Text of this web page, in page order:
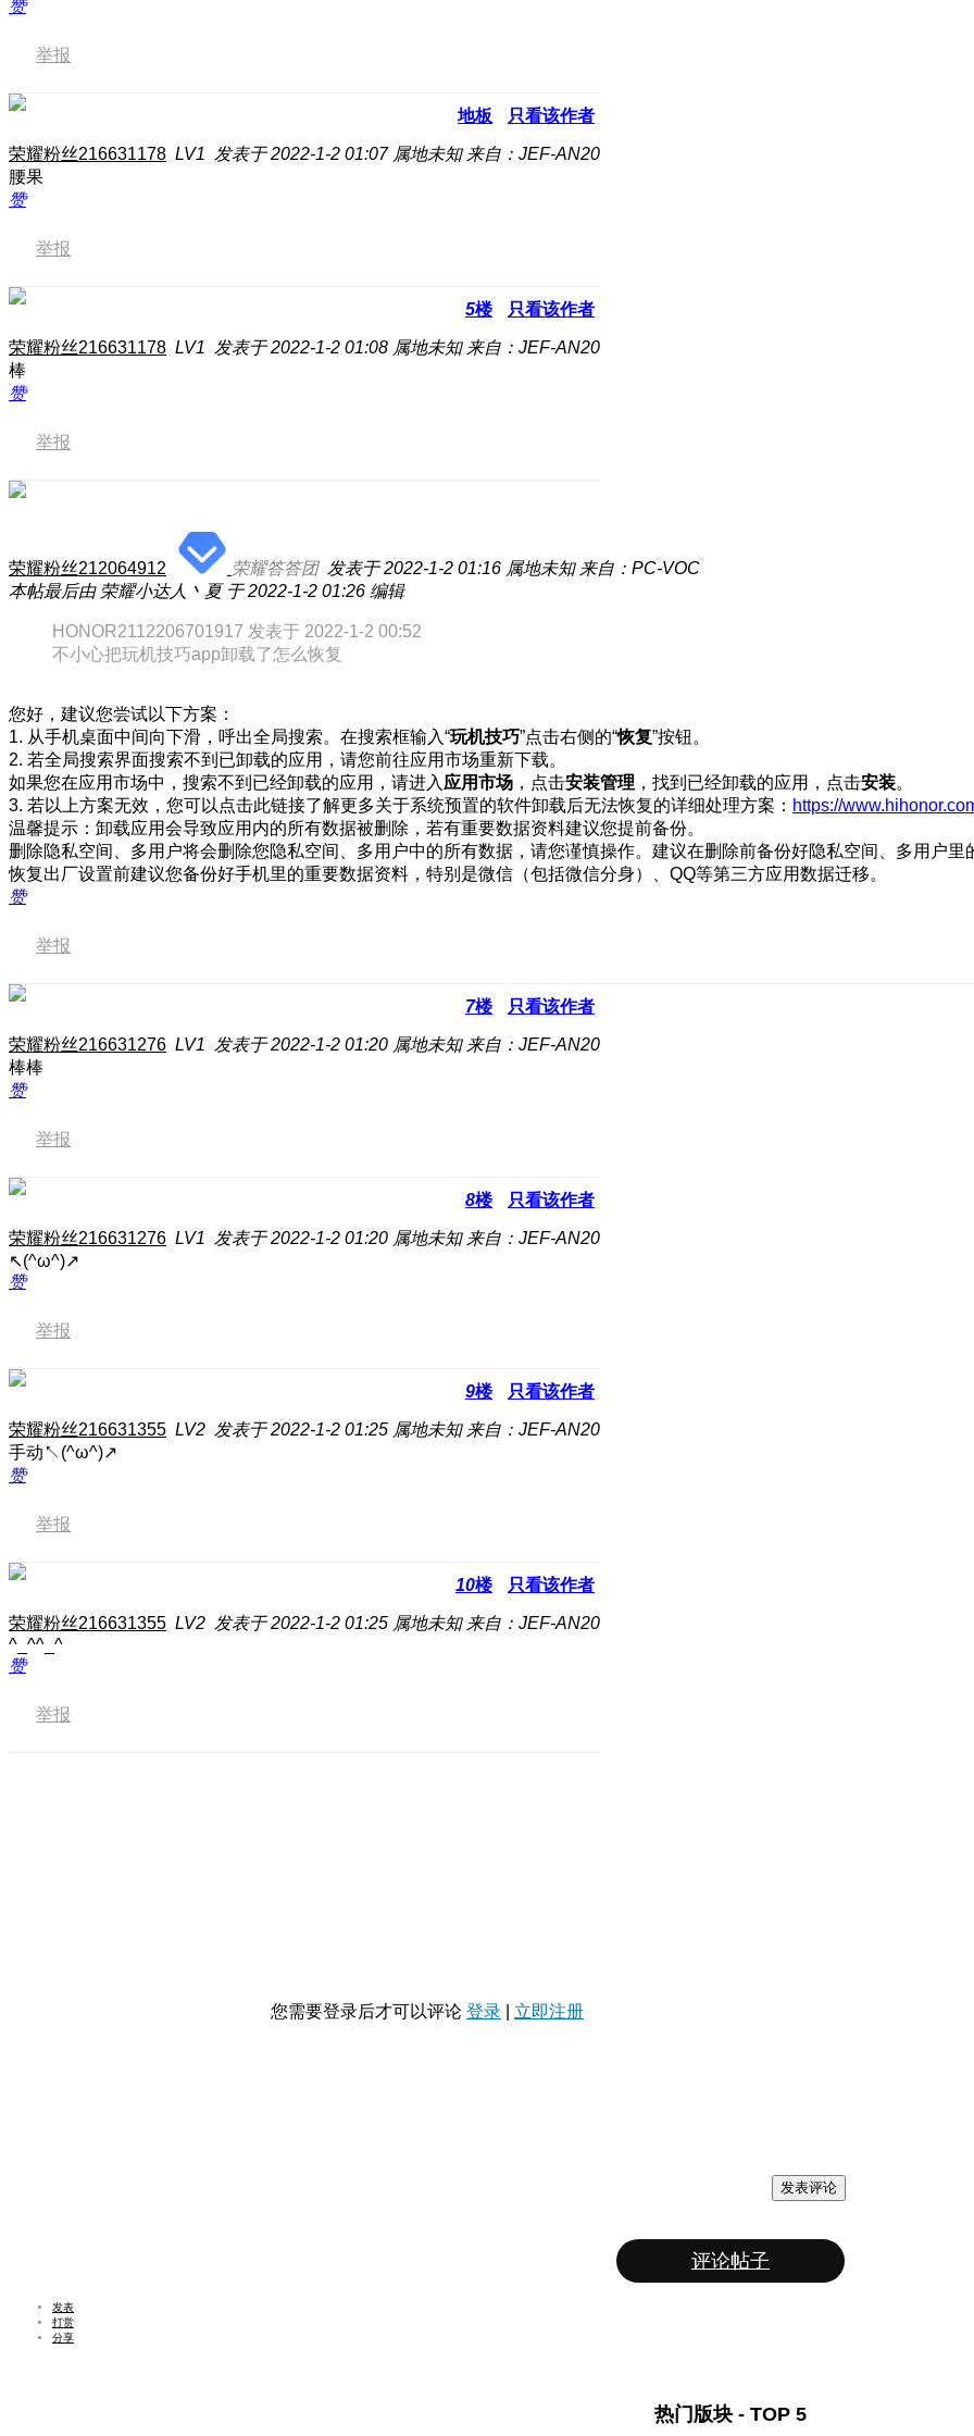
赞
举报
地板 只看该作者
荣耀粉丝216631178 LV1 发表于 2022-1-2 01:07 属地未知 来自：JEF-AN20
腰果
赞
举报
5楼 只看该作者
荣耀粉丝216631178 LV1 发表于 2022-1-2 01:08 属地未知 来自：JEF-AN20
棒
赞
举报
荣耀粉丝212064912 荣耀答答团 发表于 2022-1-2 01:16 属地未知 来自：PC-VOC
本帖最后由 荣耀小达人丶夏 于 2022-1-2 01:26 编辑
HONOR2112206701917 发表于 2022-1-2 00:52
不小心把玩机技巧app卸载了怎么恢复
您好，建议您尝试以下方案：
1. 从手机桌面中间向下滑，呼出全局搜索。在搜索框输入“玩机技巧”点击右侧的“恢复”按钮。
2. 若全局搜索界面搜索不到已卸载的应用，请您前往应用市场重新下载。
如果您在应用市场中，搜索不到已经卸载的应用，请进入 应用市场 ，点击安装管理 ，找到已经卸载的应用，点击安装。
3. 若以上方案无效，您可以点击此链接了解更多关于系统预置的软件卸载后无法恢复的详细处理方案： https://
温馨提示：卸载应用会导致应用内的所有数据被删除，若有重要数据资料建议您提前备份。
删除隐私空间、多用户将会删除您隐私空间、多用户中的所有数据，请您谨慎操作。建议在删除前备份好隐私空间、多用户里
恢复出厂设置前建议您备份好手机里的重要数据资料，特别是微信（包括微信分身）、QQ等第三方应用数据迁移。
赞
举报
7楼 只看该作者
荣耀粉丝216631276 LV1 发表于 2022-1-2 01:20 属地未知 来自：JEF-AN20
棒棒
赞
举报
8楼 只看该作者
荣耀粉丝216631276 LV1 发表于 2022-1-2 01:20 属地未知 来自：JEF-AN20
↖(^ω^)↗
赞
举报
9楼 只看该作者
荣耀粉丝216631355 LV2 发表于 2022-1-2 01:25 属地未知 来自：JEF-AN20
手动↖(^ω^)↗
赞
举报
10楼 只看该作者
荣耀粉丝216631355 LV2 发表于 2022-1-2 01:25 属地未知 来自：JEF-AN20
^_^^_^
赞
举报
您需要登录后才可以评论 登录 立即注册
发表评论
评论帖子
发表
打赏
分享
热门版块 - TOP 5